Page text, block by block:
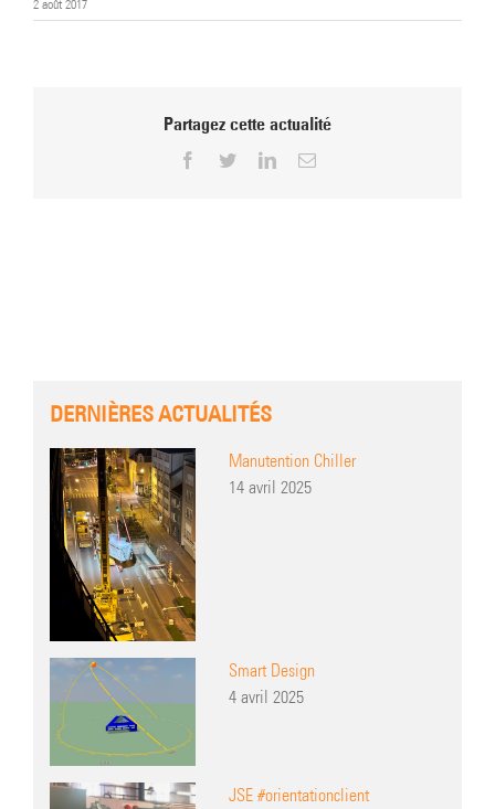
2 août 2017
Partagez cette actualité
Facebook
TwitterLinkedInEmail
DERNIÈRES ACTUALITÉS
Manutention Chiller
14 avril 2025
Smart Design
4 avril 2025
JSE #orientationclient